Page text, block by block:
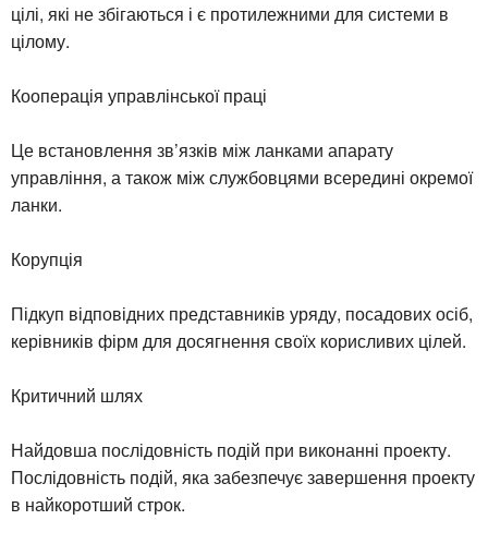
цілі, які не збігаються і є протилежними для системи в
цілому.
Кооперація управлінської праці
Це встановлення зв’язків між ланками апарату
управління, а також між службовцями всередині окремої
ланки.
Корупція
Підкуп відповідних представників уряду, посадових осіб,
керівників фірм для досягнення своїх корисливих цілей.
Критичний шлях
Найдовша послідовність подій при виконанні проекту.
Послідовність подій, яка забезпечує завершення проекту
в найкоротший строк.